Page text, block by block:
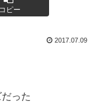
コピー
2017.07.09
った